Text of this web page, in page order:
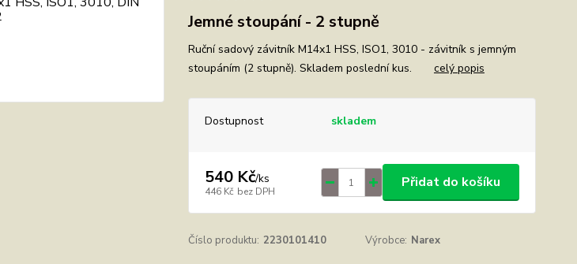
Jemné stoupání - 2 stupně
Ruční sadový závitník M14x1 HSS, ISO1, 3010 - závitník s jemným
stoupáním (2 stupně). Skladem poslední kus. celý popis
Dostupnost skladem
540 Kč/ks
446 Kč bez DPH
Přidat do košíku
Číslo produktu: 2230101410 Výrobce: Narex